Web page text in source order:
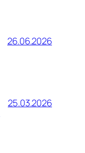
26.06.2026
25.03.2026